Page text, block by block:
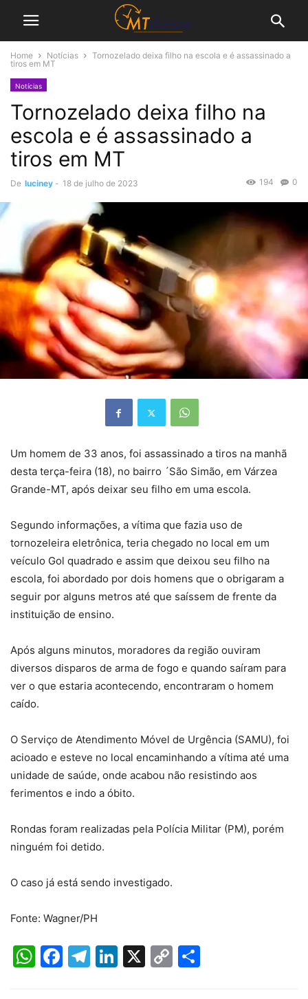
Home Notícias
Tornozelado deixa filho na escola e é assassinado a
tiros em MT
Notícias
Tornozelado deixa filho na
escola e é assassinado a
tiros em MT
De luciney - 18 de julho de 2023 0
194
Um homem de 33 anos, foi assassinado a tiros na manhã
desta terça-feira (18), no bairro ´São Simão, em Várzea
Grande-MT, após deixar seu filho em uma escola.
Segundo informações, a vítima que fazia uso de
tornozeleira eletrônica, teria chegado no local em um
veículo Gol quadrado e assim que deixou seu filho na
escola, foi abordado por dois homens que o obrigaram a
seguir por alguns metros até que saíssem de frente da
instituição de ensino.
Após alguns minutos, moradores da região ouviram
diversos disparos de arma de fogo e quando saíram para
ver o que estaria acontecendo, encontraram o homem
caído.
O Serviço de Atendimento Móvel de Urgência (SAMU), foi
acioado e esteve no local encaminhando a vítima até uma
unidade de saúde, onde acabou não resistindo aos
ferimentos e indo a óbito.
Rondas foram realizadas pela Polícia Militar (PM), porém
ninguém foi detido.
O caso já está sendo investigado.
Fonte: Wagner/PH
WhatsApp
Facebook
Telegram
LinkedIn
X
Copy